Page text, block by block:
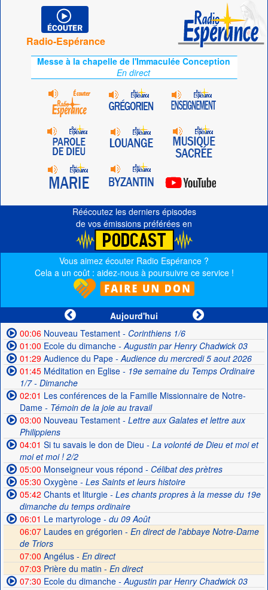
Radio-Espérance
Messe à la chapelle de l'Immaculée Conception
En direct
Réécoutez les derniers épisodes
de vos émissions préférées en
Vous aimez écouter Radio Espérance ?
Cela a un coût : aidez-nous à poursuivre ce service !
Aujourd'hui
00:06Nouveau Testament- Corinthiens 1/6
01:00 Ecole du dimanche- Augustin par Henry Chadwick 03
01:29Audience du Pape- Audience du mercredi 5 aout 2026
01:45Méditation en Eglise- 19e semaine du Temps Ordinaire
1/7 - Dimanche
02:01 Les conférences de la Famille Missionnaire de Notre-
Dame- Témoin de la joie au travail
03:00 Nouveau Testament- Lettre aux Galates et lettre aux
Philippiens
04:01 Si tu savais le don de Dieu - La volonté de Dieu et moi et
moi et moi ! 2/2
05:00 Monseigneur vous répond - Célibat des prètres
05:30 Oxygène- Les Saints et leurs histoire
05:42 Chants et liturgie- Les chants propres à la messe du 19e
dimanche du temps ordinaire
06:01 Le martyrologe- du 09 Août
06:07Laudes en grégorien - En direct de l'abbaye Notre-Dame
de Triors
07:00 Angélus - En direct
07:03 Prière du matin - En direct
07:30 Ecole du dimanche- Augustin par Henry Chadwick 03